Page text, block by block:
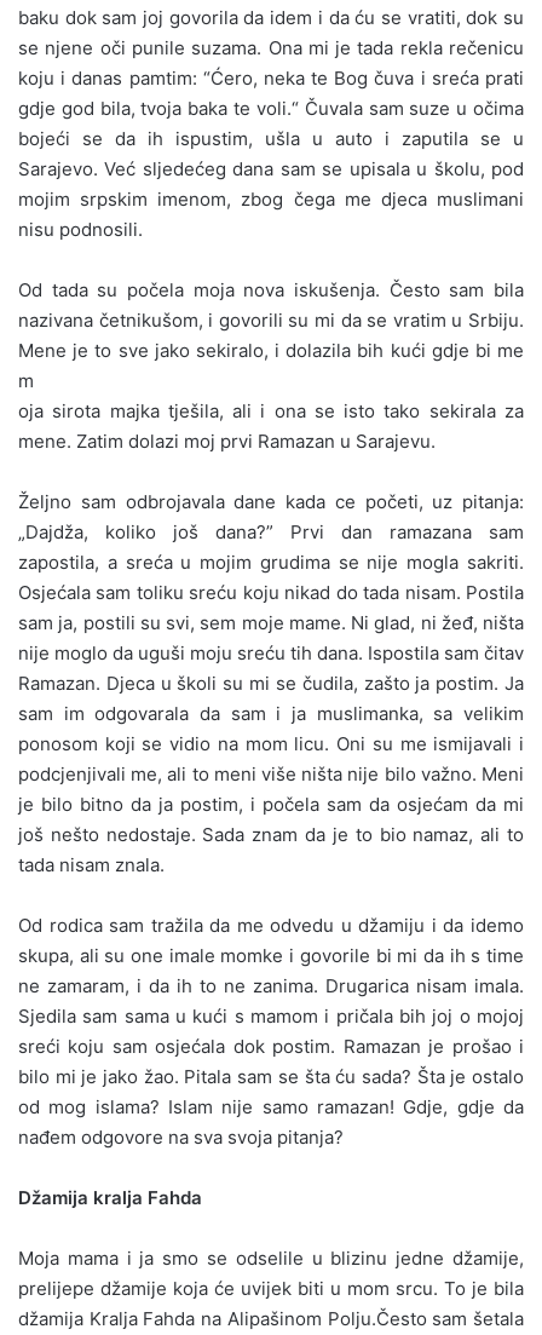
baku dok sam joj govorila da idem i da ću se vratiti, dok su
se njene oči punile suzama. Ona mi je tada rekla rečenicu
koju i danas pamtim: “Ćero, neka te Bog čuva i sreća prati
gdje god bila, tvoja baka te voli.“ Čuvala sam suze u očima
bojeći se da ih ispustim, ušla u auto i zaputila se u
Sarajevo. Već sljedećeg dana sam se upisala u školu, pod
mojim srpskim imenom, zbog čega me djeca muslimani
nisu podnosili.
Od tada su počela moja nova iskušenja. Često sam bila
nazivana četnikušom, i govorili su mi da se vratim u Srbiju.
Mene je to sve jako sekiralo, i dolazila bih kući gdje bi me
m
oja sirota majka tješila, ali i ona se isto tako sekirala za
mene. Zatim dolazi moj prvi Ramazan u Sarajevu.
Željno sam odbrojavala dane kada ce početi, uz pitanja:
„Dajdža, koliko još dana?” Prvi dan ramazana sam
zapostila, a sreća u mojim grudima se nije mogla sakriti.
Osjećala sam toliku sreću koju nikad do tada nisam. Postila
sam ja, postili su svi, sem moje mame. Ni glad, ni žeđ, ništa
nije moglo da uguši moju sreću tih dana. Ispostila sam čitav
Ramazan. Djeca u školi su mi se čudila, zašto ja postim. Ja
sam im odgovarala da sam i ja muslimanka, sa velikim
ponosom koji se vidio na mom licu. Oni su me ismijavali i
podcjenjivali me, ali to meni više ništa nije bilo važno. Meni
je bilo bitno da ja postim, i počela sam da osjećam da mi
još nešto nedostaje. Sada znam da je to bio namaz, ali to
tada nisam znala.
Od rodica sam tražila da me odvedu u džamiju i da idemo
skupa, ali su one imale momke i govorile bi mi da ih s time
ne zamaram, i da ih to ne zanima. Drugarica nisam imala.
Sjedila sam sama u kući s mamom i pričala bih joj o mojoj
sreći koju sam osjećala dok postim. Ramazan je prošao i
bilo mi je jako žao. Pitala sam se šta ću sada? Šta je ostalo
od mog islama? Islam nije samo ramazan! Gdje, gdje da
nađem odgovore na sva svoja pitanja?
Džamija kralja Fahda
Moja mama i ja smo se odselile u blizinu jedne džamije,
prelijepe džamije koja će uvijek biti u mom srcu. To je bila
džamija Kralja Fahda na Alipašinom Polju.Često sam šetala